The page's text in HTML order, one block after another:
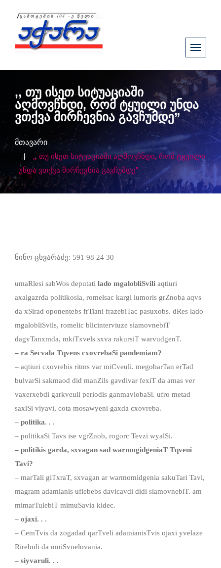
,, თუ ისეთ სიტუაციაში
აღმოვჩნდი, რომ ტყუილი უნდა
ვთქვა მირჩევნია გავჩუმდე”
მთავარი
,, თუ ისეთ სიტუაციაში აღმოვჩნდი, რომ ტყუილი
უნდა ვთქვა მირჩევნია გავჩუმდე”
ნინო ცხვარაძე: 591 98 24 30 –
umaRlesi sabWos deputati lado mgalobliSvili aqtiuri
axalgazrda politikosia, romelsac kargi iumoris grZnoba aqvs
da xSirad oponentebs frTiani frazebiTac pasuxobs. dRes lado
mgalobliSvils, romelic blicinterviuze siamovnebiT
dagvTanxmda, mkiTxvels sxva rakursiT warvudgenT.
– ra Secvala Tqvens cxovrebaSi pandemiam?
– aqtiuri cxovrebis ritms var miCveuli. megobarTan erTad
bulvarSi sakmaod did manZils gavdivar fexiT da amas ver
vaxerxebdi garkveuli periodis ganmavlobaSi. ufro metad
saxlSi viyavi, cota mosawyeni gaxda cxovreba.
– politika. . .
– politikaSi Tavs ise vgrZnob, rogorc Tevzi wyalSi.
– politikis garda, sxvagan sad warmogidgeniaT Tqveni
Tavi?
– marTali giTxraT, sxvagan ar warmomidgenia sakuTari Tavi,
magram adamianis uflebebs davicavdi didi siamovnebiT. am
mimarTulebiT mimuSavia kidec.
– ojaxi. . .
– CemTvis da zogadad qarTveli adamianisTvis ojaxi yvelaze
Rirebuli da mniSvnelovania.
– siyvaruli. . .